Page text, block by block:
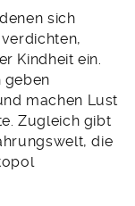
sich
Kindheit ein.
geben
machen Lust
Zugleich gibt
die